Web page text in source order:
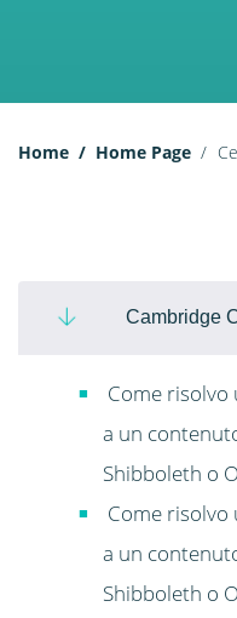
Home Home Page
Cambridge
Come risolvo
a un
Shibboleth o
Come risolvo
a un
Shibboleth o